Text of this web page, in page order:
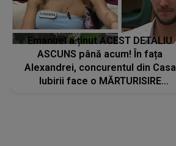
Emanuel a ținut ACEST DETALIU
ASCUNS până acum! În fața
Alexandrei, concurentul din Casa
Iubirii face o MĂRTURISIRE